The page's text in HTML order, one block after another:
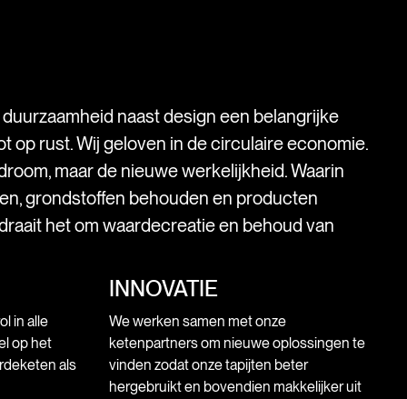
naast design een belangrijke
op rust. Wij geloven in de circulaire economie.
maar de nieuwe werkelijkheid. Waarin
grondstoffen behouden en producten
het om waardecreatie en behoud van
in alle
op het
als
INNOVATIE
We werken samen met onze
ketenpartners om nieuwe oplossingen te
vinden zodat onze tapijten beter
hergebruikt en bovendien makkelijker uit